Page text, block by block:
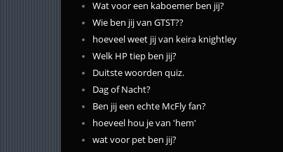
Wat voor een kaboemer ben jij?
Wie ben jij van GTST??
hoeveel weet jij van keira knightley
Welk HP tiep ben jij?
Duitste woorden quiz.
Dag of Nacht?
Ben jij een echte McFly fan?
hoeveel hou je van 'hem'
wat voor pet ben jij?